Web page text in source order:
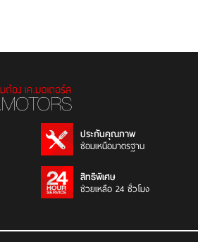
ประกันคุณภาพ
ซ่อมเหนือมาตรฐาน
สิทธิพิเศษ
ช่วยเหลือ 24 ชั่วโมง